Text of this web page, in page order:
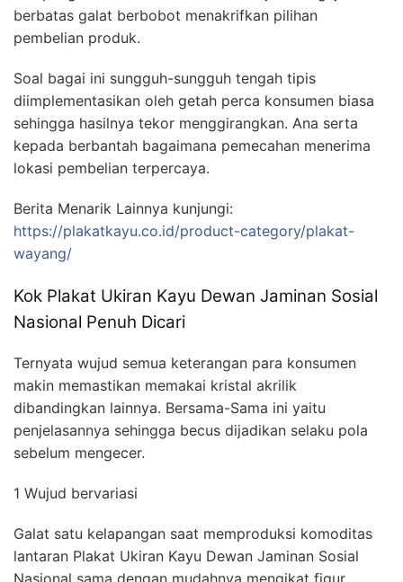
berbatas galat berbobot menakrifkan pilihan
pembelian produk.
Soal bagai ini sungguh-sungguh tengah tipis
diimplementasikan oleh getah perca konsumen biasa
sehingga hasilnya tekor menggirangkan. Ana serta
kepada berbantah bagaimana pemecahan menerima
lokasi pembelian terpercaya.
Berita Menarik Lainnya kunjungi:
https://plakatkayu.co.id/product-category/plakat-
wayang/
Kok Plakat Ukiran Kayu Dewan Jaminan Sosial
Nasional Penuh Dicari
Ternyata wujud semua keterangan para konsumen
makin memastikan memakai kristal akrilik
dibandingkan lainnya. Bersama-Sama ini yaitu
penjelasannya sehingga becus dijadikan selaku pola
sebelum mengecer.
1 Wujud bervariasi
Galat satu kelapangan saat memproduksi komoditas
lantaran Plakat Ukiran Kayu Dewan Jaminan Sosial
Nasional sama dengan mudahnya mengikat figur.